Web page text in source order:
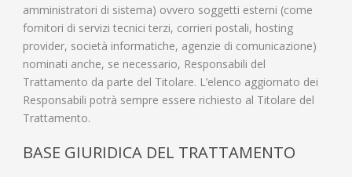
amministratori di sistema) ovvero soggetti esterni (come
fornitori di servizi tecnici terzi, corrieri postali, hosting
provider, società informatiche, agenzie di comunicazione)
nominati anche, se necessario, Responsabili del
Trattamento da parte del Titolare. L’elenco aggiornato dei
Responsabili potrà sempre essere richiesto al Titolare del
Trattamento.
BASE GIURIDICA DEL TRATTAMENTO